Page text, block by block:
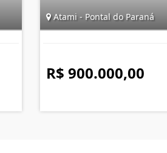
Atami - Pontal do Paraná
R$ 900.000,00